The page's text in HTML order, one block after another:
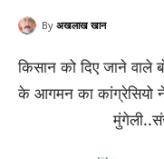
By अखलाख खान
किसान को दिए जाने वाले
के आगमन का कांग्रेसियो ने
मुंगेली..संजय